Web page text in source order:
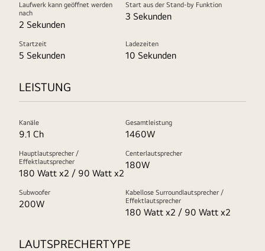
Laufwerk kann geöffnet werden
nach
2 Sekunden
Start aus der Stand-by Funktion
3 Sekunden
Startzeit
5 Sekunden
Ladezeiten
10 Sekunden
LEISTUNG
Kanäle
9.1 Ch
Gesamtleistung
1460W
Hauptlautsprecher /
Effektlautsprecher
180 Watt x2 / 90 Watt x2
Centerlautsprecher
180W
Subwoofer
200W
Kabellose Surroundlautsprecher /
Effektlautsprecher
180 Watt x2 / 90 Watt x2
LAUTSPRECHERTYPE